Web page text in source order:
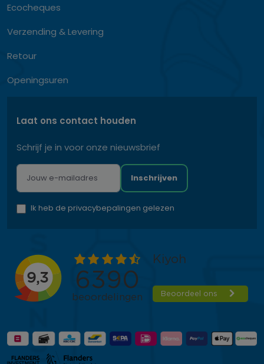
Ecocheques
Verzending & Levering
Retour
Openingsuren
Laat ons contact houden
Schrijf je in voor onze nieuwsbrief
Inschrijven
Ik heb de privacybepalingen gelezen